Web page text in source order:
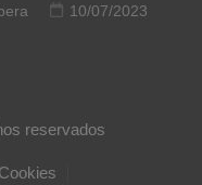
10/07/2023
reservados